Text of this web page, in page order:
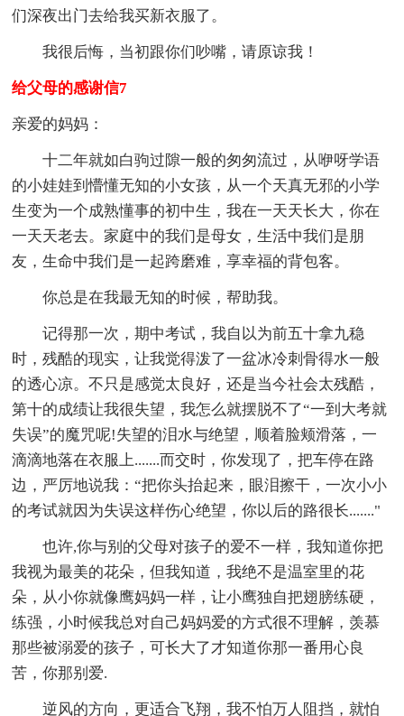
们深夜出门去给我买新衣服了。
我很后悔，当初跟你们吵嘴，请原谅我！
给父母的感谢信7
亲爱的妈妈：
十二年就如白驹过隙一般的匆匆流过，从咿呀学语
的小娃娃到懵懂无知的小女孩，从一个天真无邪的小学
生变为一个成熟懂事的初中生，我在一天天长大，你在
一天天老去。家庭中的我们是母女，生活中我们是朋
友，生命中我们是一起跨磨难，享幸福的背包客。
你总是在我最无知的时候，帮助我。
记得那一次，期中考试，我自以为前五十拿九稳
时，残酷的现实，让我觉得泼了一盆冰冷刺骨得水一般
的透心凉。不只是感觉太良好，还是当今社会太残酷，
第十的成绩让我很失望，我怎么就摆脱不了“一到大考就
失误”的魔咒呢!失望的泪水与绝望，顺着脸颊滑落，一
滴滴地落在衣服上.......而交时，你发现了，把车停在路
边，严厉地说我：“把你头抬起来，眼泪擦干，一次小小
的考试就因为失误这样伤心绝望，你以后的路很长......."
也许,你与别的父母对孩子的爱不一样，我知道你把
我视为最美的花朵，但我知道，我绝不是温室里的花
朵，从小你就像鹰妈妈一样，让小鹰独自把翅膀练硬，
练强，小时候我总对自己妈妈爱的方式很不理解，羡慕
那些被溺爱的孩子，可长大了才知道你那一番用心良
苦，你那别爱.
逆风的方向，更适合飞翔，我不怕万人阻挡，就怕